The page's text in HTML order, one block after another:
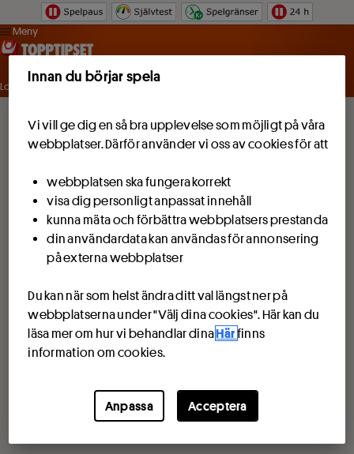
Hoppa till innehåll
Meny
Logga in
Innan du börjar spela
Vi vill ge dig en så bra upplevelse som möjligt på våra
webbplatser. Därför använder vi oss av cookies för att
webbplatsen ska fungera korrekt
visa dig personligt anpassat innehåll
kunna mäta och förbättra webbplatsers prestanda
din användardata kan användas för annonsering
på externa webbplatser
Du kan när som helst ändra ditt val längst ner på
webbplatserna under "Välj dina cookies". Här kan du
läsa mer om hur vi behandlar dinaHär finns
information om cookies.
Anpassa Acceptera